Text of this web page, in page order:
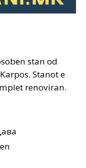
stan od
Stanot e
renoviran.